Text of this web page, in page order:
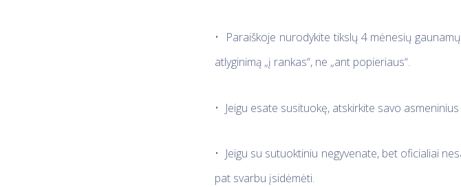
•
Paraiškoje nurodykite tikslų 4 mėnesių
atlyginimą „į rankas“, ne „ant popieriaus“.
• Jeigu esate susituokę, atskirkite savo
• Jeigu su sutuoktiniu negyvenate, bet oficialiai
pat svarbu įsidėmėti.